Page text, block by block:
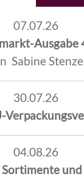
07.07.26
Ausgabe
Sabine
30.07.26
04.08.26